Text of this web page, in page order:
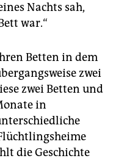
Nachts sah,
war.“
Betten in dem
zwei
zwei Betten und
in
die Geschichte